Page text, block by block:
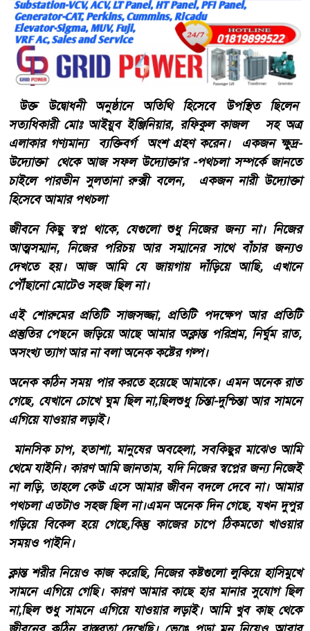
উক্ত উদ্বোধনী অনুষ্ঠানে অতিথি হিসেবে উপস্থিত ছিলেন
সত্যধিকারী মোঃ আইয়ুব ইঞ্জিনিয়ার, রফিকুল কাজল সহ অত্র
এলাকার গণ্যমান্য ব্যক্তিবর্গ অংশ গ্রহণ করেন। একজন ক্ষুদ্র-
উদ্যোক্তা থেকে আজ সফল উদ্যোক্তা'র -পথচলা সম্পর্কে জানতে
চাইলে পারভীন সুলতানা রুক্সী বলেন, একজন নারী উদ্যোক্তা
হিসেবে আমার পথচলা
জীবনে কিছু স্বপ্ন থাকে, যেগুলো শুধু নিজের জন্য না। নিজের
আত্মসম্মান, নিজের পরিচয় আর সম্মানের সাথে বাঁচার জন্যও
দেখতে হয়। আজ আমি যে জায়গায় দাঁড়িয়ে আছি, এখানে
পৌঁছানো মোটেও সহজ ছিল না।
এই শোরুমের প্রতিটি সাজসজ্জা, প্রতিটি পদক্ষেপ আর প্রতিটি
প্রস্তুতির পেছনে জড়িয়ে আছে আমার অক্লান্ত পরিশ্রম, নির্ঘুম রাত,
অসংখ্য ত্যাগ আর না বলা অনেক কষ্টের গল্প।
অনেক কঠিন সময় পার করতে হয়েছে আমাকে। এমন অনেক রাত
গেছে, যেখানে চোখে ঘুম ছিল না,ছিলশুধু চিন্তা-দুশ্চিন্তা আর সামনে
এগিয়ে যাওয়ার লড়াই।
মানসিক চাপ, হতাশা, মানুষের অবহেলা, সবকিছুর মাঝেও আমি
থেমে যাইনি। কারণ আমি জানতাম, যদি নিজের স্বপ্নের জন্য নিজেই
না লড়ি, তাহলে কেউ এসে আমার জীবন বদলে দেবে না। আমার
পথচলা এতটাও সহজ ছিল না।এমন অনেক দিন গেছে, যখন দুপুর
গড়িয়ে বিকেল হয়ে গেছে,কিন্তু কাজের চাপে ঠিকমতো খাওয়ার
সময়ও পাইনি।
ক্লান্ত শরীর নিয়েও কাজ করেছি, নিজের কষ্টগুলো লুকিয়ে হাসিমুখে
সামনে এগিয়ে গেছি। কারণ আমার কাছে হার মানার সুযোগ ছিল
না,ছিল শুধু সামনে এগিয়ে যাওয়ার লড়াই। আমি খুব কাছ থেকে